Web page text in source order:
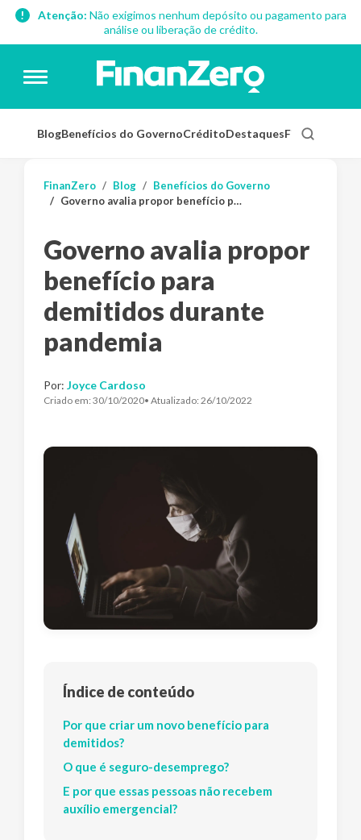
Atenção: Não exigimos nenhum depósito ou pagamento para
análise ou liberação de crédito.
BlogBenefícios do GovernoCréditoDestaquesFinanças
FinanZero Blog
Benefícios do Governo
Governo avalia propor benefício para demitidos durante pandemia
Governo avalia propor
benefício para
demitidos durante
pandemia
Por: Joyce Cardoso
Criado em: 30/10/2020• Atualizado: 26/10/2022
Índice de conteúdo
Por que criar um novo benefício para
demitidos?
O que é seguro-desemprego?
E por que essas pessoas não recebem
auxílio emergencial?